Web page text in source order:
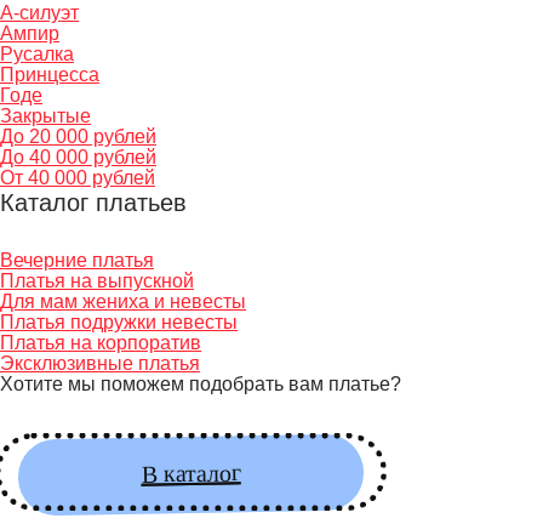
А-силуэт
Ампир
Русалка
Принцесса
Годе
Закрытые
До 20 000 рублей
До 40 000 рублей
От 40 000 рублей
Каталог платьев
Вечерние платья
Платья на выпускной
Для мам жениха и невесты
Платья подружки невесты
Платья на корпоратив
Эксклюзивные платья
Хотите мы поможем подобрать вам платье?
В каталог